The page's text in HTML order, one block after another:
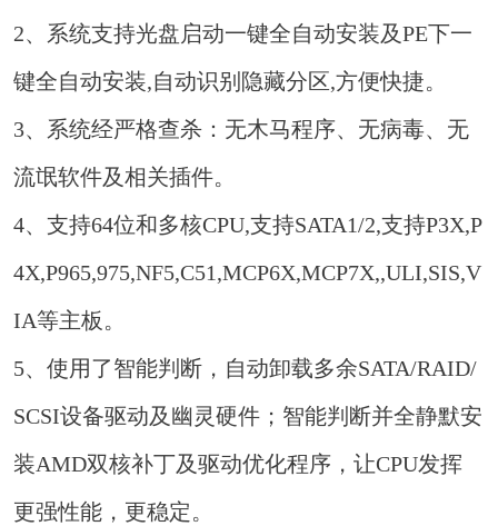
2、系统支持光盘启动一键全自动安装及PE下一
键全自动安装,自动识别隐藏分区,方便快捷。
3、系统经严格查杀：无木马程序、无病毒、无
流氓软件及相关插件。
4、支持64位和多核CPU,支持SATA1/2,支持P3X,P
4X,P965,975,NF5,C51,MCP6X,MCP7X,,ULI,SIS,V
IA等主板。
5、使用了智能判断，自动卸载多余SATA/RAID/
SCSI设备驱动及幽灵硬件；智能判断并全静默安
装AMD双核补丁及驱动优化程序，让CPU发挥
更强性能，更稳定。